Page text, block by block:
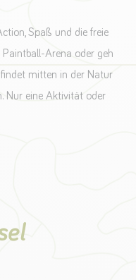
Spaß und die freie
Paintball-Arena oder geh
findet mitten in der Natur
Nur eine Aktivität oder